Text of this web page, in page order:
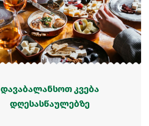
დავაბალანსოთ კვება
დღესასწაულებზე